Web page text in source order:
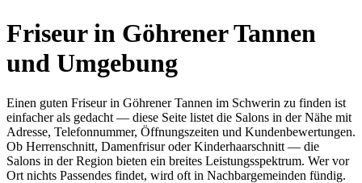
Friseur in Göhrener Tannen
und Umgebung
Einen guten Friseur in Göhrener Tannen im Schwerin zu finden ist
einfacher als gedacht — diese Seite listet die Salons in der Nähe mit
Adresse, Telefonnummer, Öffnungszeiten und Kundenbewertungen.
Ob Herrenschnitt, Damenfrisur oder Kinderhaarschnitt — die
Salons in der Region bieten ein breites Leistungsspektrum. Wer vor
Ort nichts Passendes findet, wird oft in Nachbargemeinden fündig.